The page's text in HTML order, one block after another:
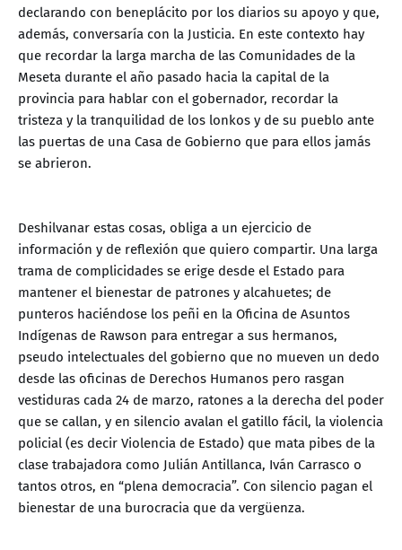
declarando con beneplácito por los diarios su apoyo y que,
además, conversaría con la Justicia. En este contexto hay
que recordar la larga marcha de las Comunidades de la
Meseta durante el año pasado hacia la capital de la
provincia para hablar con el gobernador, recordar la
tristeza y la tranquilidad de los lonkos y de su pueblo ante
las puertas de una Casa de Gobierno que para ellos jamás
se abrieron.
Deshilvanar estas cosas, obliga a un ejercicio de
información y de reflexión que quiero compartir. Una larga
trama de complicidades se erige desde el Estado para
mantener el bienestar de patrones y alcahuetes; de
punteros haciéndose los peñi en la Oficina de Asuntos
Indígenas de Rawson para entregar a sus hermanos,
pseudo intelectuales del gobierno que no mueven un dedo
desde las oficinas de Derechos Humanos pero rasgan
vestiduras cada 24 de marzo, ratones a la derecha del poder
que se callan, y en silencio avalan el gatillo fácil, la violencia
policial (es decir Violencia de Estado) que mata pibes de la
clase trabajadora como Julián Antillanca, Iván Carrasco o
tantos otros, en “plena democracia”. Con silencio pagan el
bienestar de una burocracia que da vergüenza.